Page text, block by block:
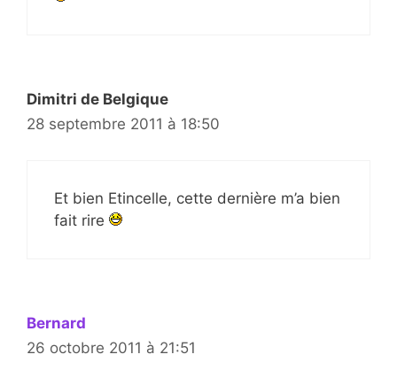
Dimitri de Belgique
28 septembre 2011 à 18:50
Et bien Etincelle, cette dernière m’a bien
fait rire
Bernard
26 octobre 2011 à 21:51